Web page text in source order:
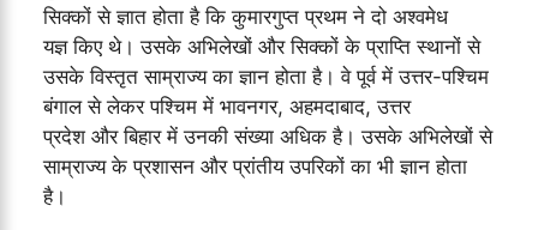
सिक्कों से ज्ञात होता है कि कुमारगुप्त प्रथम ने दो अश्वमेध
यज्ञ किए थे। उसके अभिलेखों और सिक्कों के प्राप्ति स्थानों से
उसके विस्तृत साम्राज्य का ज्ञान होता है। वे पूर्व में उत्तर-पश्चिम
बंगाल से लेकर पश्चिम में भावनगर, अहमदाबाद, उत्तर
प्रदेश और बिहार में उनकी संख्या अधिक है। उसके अभिलेखों से
साम्राज्य के प्रशासन और प्रांतीय उपरिकों का भी ज्ञान होता
है।